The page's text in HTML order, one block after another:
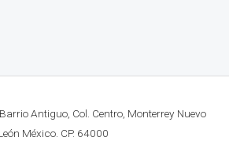
Antiguo, Col. Centro, Monterrey Nuevo
México. CP. 64000